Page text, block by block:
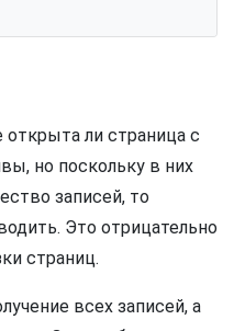
открыта ли страница с
но поскольку в них
записей, то
Это отрицательно
страниц.
всех записей, а